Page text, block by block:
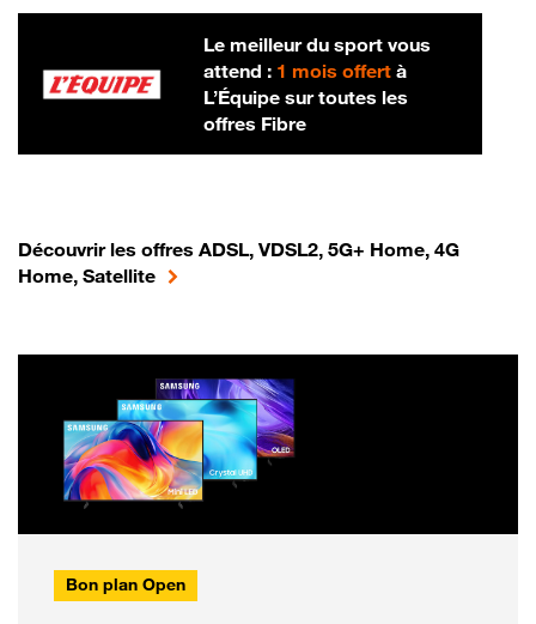
Le meilleur du sport vous
attend : 1 mois offertà
L’Équipe sur toutes les
offres Fibre
Découvrir les offres ADSL, VDSL2, 5G+ Home, 4G
Home, Satellite
Bon plan Open